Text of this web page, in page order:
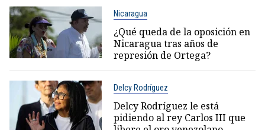
Nicaragua
¿Qué queda de la oposición en
Nicaragua tras años de
represión de Ortega?
Delcy Rodríguez
Delcy Rodríguez le está
pidiendo al rey Carlos III que